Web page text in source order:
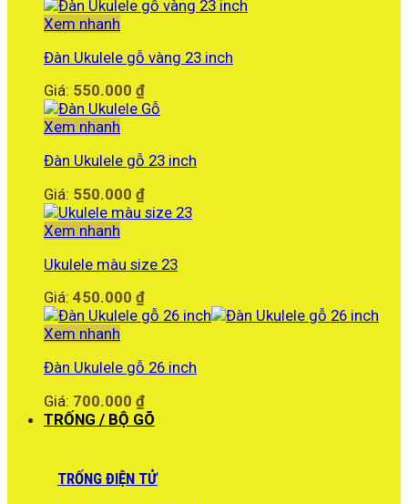
Xem nhanh
Đàn Ukulele gỗ vàng 23 inch
Giá: 550.000 ₫
Xem nhanh
Đàn Ukulele gỗ 23 inch
Giá: 550.000 ₫
Xem nhanh
Ukulele màu size 23
Giá: 450.000 ₫
Xem nhanh
Đàn Ukulele gỗ 26 inch
Giá: 700.000 ₫
TRỐNG / BỘ GÕ
TRỐNG ĐIỆN TỬ